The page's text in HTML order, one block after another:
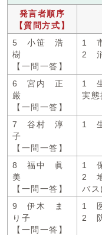
発言者順序
【質問方式】
5 小笹 浩
樹
【一問一答】
1 市
2 消
6 宮内 正
厳
【一問一答】
1 生
実態
7 谷村 淳
子
【一問一答】
1 生
8 福中 眞
美
【一問一答】
1 保
2 地
バス
9 伊木 ま
り子
【一問一答】
1 医
2 防